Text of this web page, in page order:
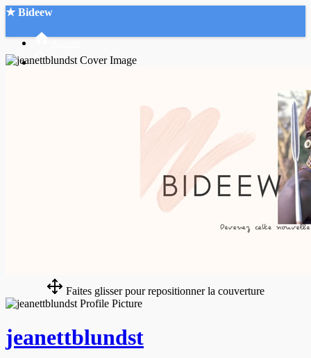
★ Bideew
Faites glisser pour repositionner la couverture
jeanettblundst